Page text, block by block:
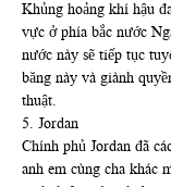
Khủng hoảng khí hậu
vực ở phía bắc nước
nước này sẽ tiếp tục
băng này và giành
thuật.
5. Jordan
Chính phủ Jordan đã
anh em cùng cha khác